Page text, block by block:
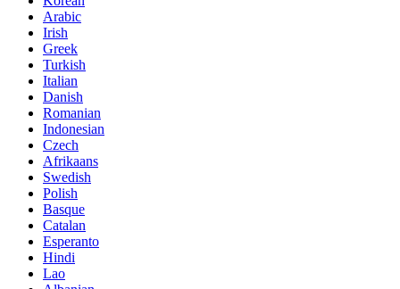
Arabic
Irish
Greek
Turkish
Italian
Danish
Romanian
Indonesian
Czech
Afrikaans
Swedish
Polish
Basque
Catalan
Esperanto
Hindi
Lao